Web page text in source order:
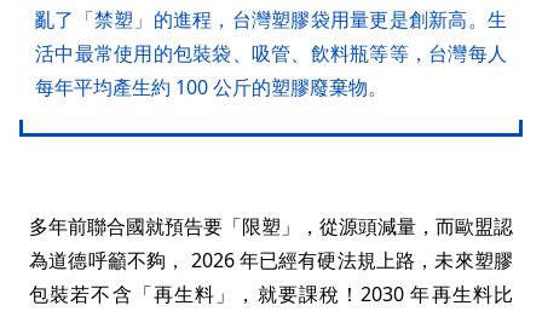
亂了「禁塑」的進程，台灣塑膠袋用量更是創新高。生
活中最常使用的包裝袋、吸管、飲料瓶等等，台灣每人
每年平均產生約 100 公斤的塑膠廢棄物。
多年前聯合國就預告要「限塑」，從源頭減量，而歐盟認
為道德呼籲不夠， 2026 年已經有硬法規上路，未來塑膠
包裝若不含「再生料」，就要課稅！2030 年再生料比